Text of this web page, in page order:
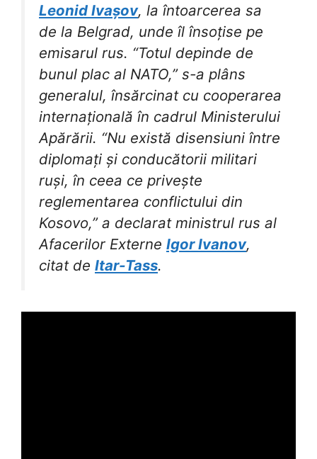
Leonid Ivașov, la întoarcerea sa
de la Belgrad, unde îl însoțise pe
emisarul rus. “Totul depinde de
bunul plac al NATO,” s-a plâns
generalul, însărcinat cu cooperarea
internațională în cadrul Ministerului
Apărării. “Nu există disensiuni între
diplomați și conducătorii militari
ruși, în ceea ce privește
reglementarea conflictului din
Kosovo,” a declarat ministrul rus al
Afacerilor Externe Igor Ivanov,
citat de Itar-Tass.